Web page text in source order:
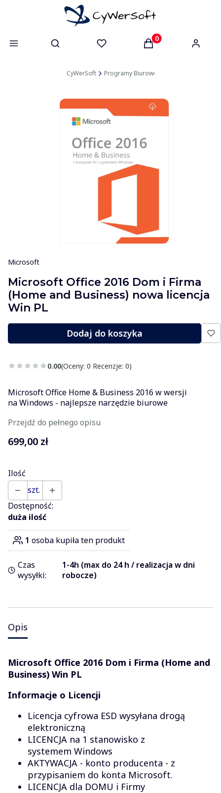
Otwórz wyszukiwarkę Produkty w
CyWerSoft Programy Biurowe
Microsoft
Microsoft Office 2016 Dom i Firma
(Home and Business) nowa licencja
Win PL
Dodaj do koszyka
0.00(Oceny: 0 Recenzje: 0)
Microsoft Office Home & Business 2016 w wersji
na Windows - najlepsze narzędzie biurowe
Przejdź do pełnego opisu
Cena
699,00 zł
Ilość
szt.
Dostępność:
duża ilość
1 osoba kupiła ten produkt
Czas
wysyłki:
1-4h (max do 24 h / realizacja w dni
robocze)
Opis
Microsoft Office 2016 Dom i Firma (Home and
Business) Win PL
Informacje o Licencji
Licencja cyfrowa ESD wysyłana drogą
elektroniczną
LICENCJA na 1 stanowisko z
systemem Windows
AKTYWACJA - konto producenta - z
przypisaniem do konta Microsoft.
LICENCJA dla DOMU i Firmy